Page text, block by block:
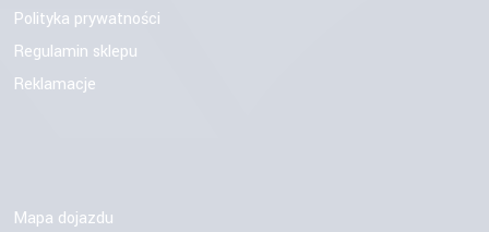
Polityka prywatności
Regulamin sklepu
Reklamacje
Mapa dojazdu